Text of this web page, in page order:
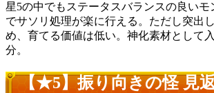
星5の中でもステータスバランスの良いモ
でサソリ処理が楽に行える。ただし突出
め、育てる価値は低い。神化素材として
分。
【★5】振り向きの怪 見